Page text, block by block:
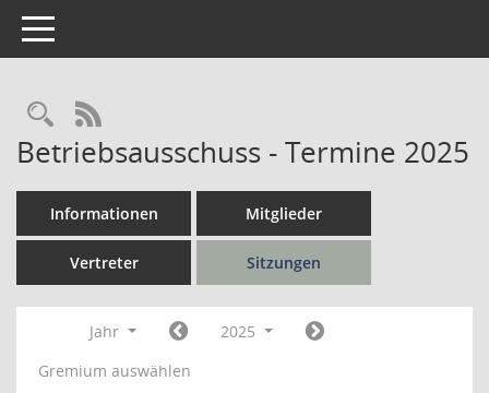
Toggle navigation
Rechercheauswahl
RSS-Feed
Betriebsausschuss - Termine 2025
Informationen Mitglieder
Vertreter Sitzungen
Jahr
2025
Gremium auswählen